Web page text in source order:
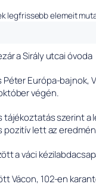
legfrissebb elemeit
a Sirály utcai óvoda
Péter Európa-bajnok,
végén.
tájékoztatás szerint
pozitív lett az
a váci
Vácon, 102-en